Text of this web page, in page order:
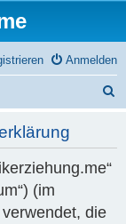
Anmelden
(im
die